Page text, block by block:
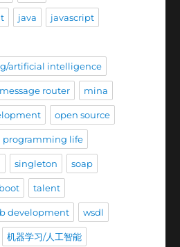
java javascript
artificial intelligence
message router mina
open source
programming life
singleton soap
talent
development wsdl
机器学习/人工智能